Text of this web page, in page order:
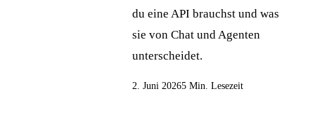
du eine API brauchst und was
sie von Chat und Agenten
unterscheidet.
2. Juni 20265 Min. Lesezeit